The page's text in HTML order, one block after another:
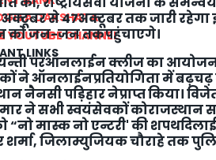
DAKSHATA
YOUTUBE CHANNEL
LINKS
अक्टूबर से 47अक्टूबर तक जारी
को जन-जन तकपहुंचाएगे।
परऑनलाईन क्लीज का आयोजन
ने ऑनलाईनप्रतियोगिता में बढ़चढ़
नैनसी पड़िहार नेप्राप्त किया।
ने सभी स्वयंसेवकों कोराजस्थान
मास्क नो एन्टरी' की शपथदिलाई
शर्मा, जिलाम्युजियक चौराहे तक